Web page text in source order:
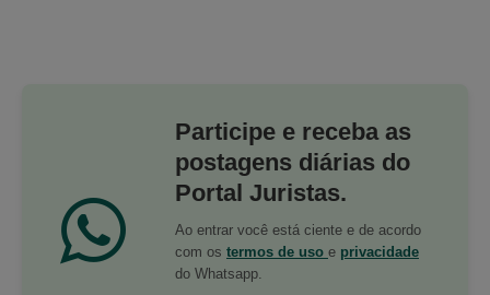
Participe e receba as
postagens diárias do
Portal Juristas.
Ao entrar você está ciente e de acordo
com os termos de uso e privacidade
do Whatsapp.